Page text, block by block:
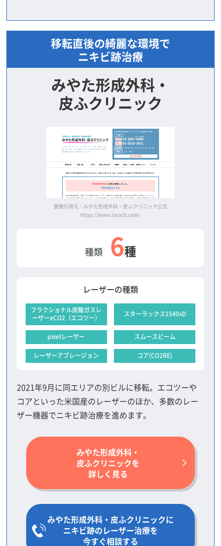
移転直後の綺麗な環境で
ニキビ跡治療
みやた形成外科・
皮ふクリニック
画像引用元：みやた形成外科・皮ふクリニック公式
https://www.toracli.com/
種類 6種
レーザーの種類
フラクショナル炭酸ガスレ
ーザーeCO2（エコツー）
スターラックス1540xD
pixelレーザー スムースビーム
レーザーアブレージョン コア(CO2RE)
2021年9月に同エリアの別ビルに移転。エコツーや
コアといった米国産のレーザーのほか、多数のレー
ザー機器でニキビ跡治療を進めます。
みやた形成外科・
皮ふクリニックを
詳しく見る
みやた形成外科・皮ふクリニックに
ニキビ跡のレーザー治療を
今すぐ相談する